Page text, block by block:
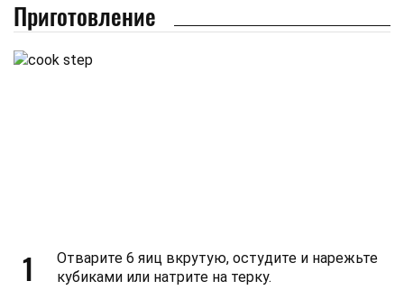
Приготовление
1
Отварите 6 яиц вкрутую, остудите и нарежьте
кубиками или натрите на терку.